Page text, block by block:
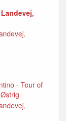
- Tour of